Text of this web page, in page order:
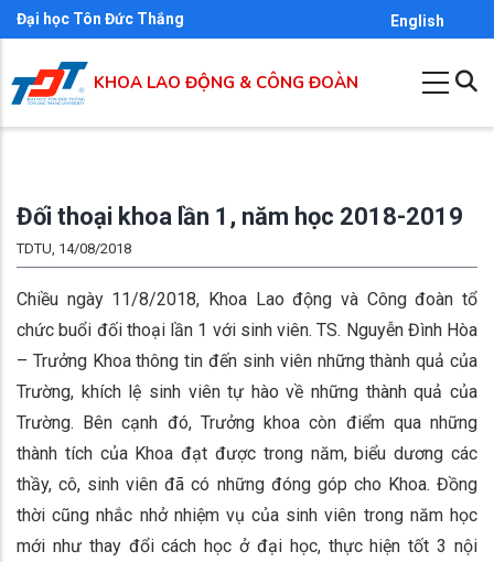
Nhảy
đến
nội
dung
Đại học Tôn Đức Thắng English
KHOA LAO ĐỘNG & CÔNG ĐOÀN
Đối thoại khoa lần 1, năm học 2018-2019
TDTU, 14/08/2018
Chiều ngày 11/8/2018, Khoa Lao động và Công đoàn tổ
chức buổi đối thoại lần 1 với sinh viên. TS. Nguyễn Đình Hòa
– Trưởng Khoa thông tin đến sinh viên những thành quả của
Trường, khích lệ sinh viên tự hào về những thành quả của
Trường. Bên cạnh đó, Trưởng khoa còn điểm qua những
thành tích của Khoa đạt được trong năm, biểu dương các
thầy, cô, sinh viên đã có những đóng góp cho Khoa. Đồng
thời cũng nhắc nhở nhiệm vụ của sinh viên trong năm học
mới như thay đổi cách học ở đại học, thực hiện tốt 3 nội